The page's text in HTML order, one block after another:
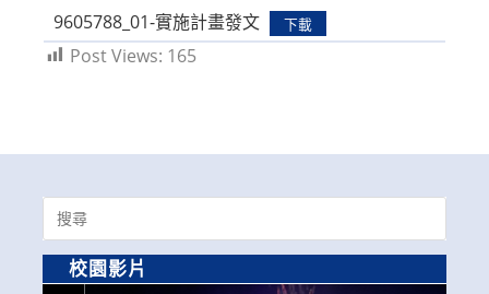
9605788_01-實施計畫發文
下載
Post Views: 165
Search
for:
校園影片